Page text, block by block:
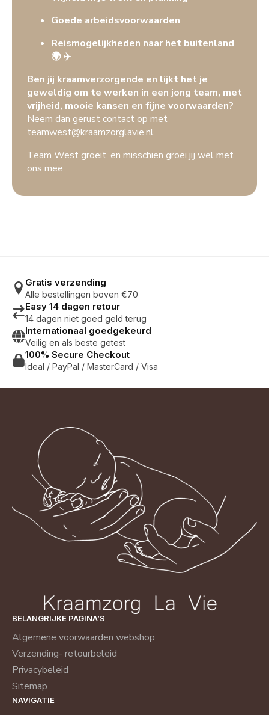
Goede arbeidsvoorwaarden
Reismogelijkheden naar het buitenland
🌍 ✈️
Ben jij kraamverzorgende en lijkt het je
geweldig om te werken in een jong team, met
vrijheid, mooie kansen en fijne voorwaarden?
Neem dan gerust contact op met
teamwest@kraamzorglavie.nl
Team West groeit, en misschien groei jij wel met
ons mee.
Gratis verzending
Alle bestellingen boven €70
Easy 14 dagen retour
14 dagen niet goed geld terug
Internationaal goedgekeurd
Veilig en als beste getest
100% Secure Checkout
Ideal / PayPal / MasterCard / Visa
BELANGRIJKE PAGINA’S
Algemene voorwaarden webshop
Verzending- retourbeleid
Privacybeleid
Sitemap
NAVIGATIE